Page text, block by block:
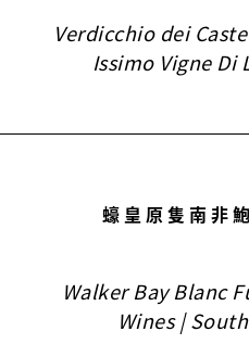
Verdicchio dei
Issimo Vigne Di
蠔皇原隻南非
Walker Bay Blanc
Wines |